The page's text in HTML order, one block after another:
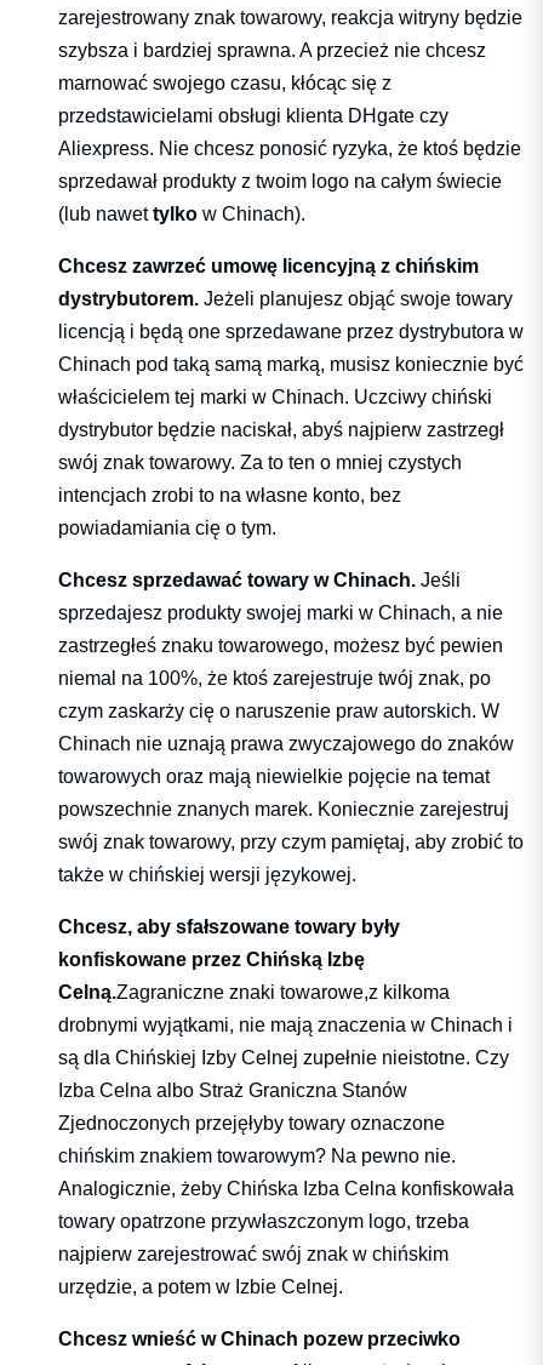
zarejestrowany znak towarowy, reakcja witryny będzie
szybsza i bardziej sprawna. A przecież nie chcesz
marnować swojego czasu, kłócąc się z
przedstawicielami obsługi klienta DHgate czy
Aliexpress. Nie chcesz ponosić ryzyka, że ktoś będzie
sprzedawał produkty z twoim logo na całym świecie
(lub nawettylko w Chinach).
Chcesz zawrzeć umowę licencyjną z chińskim
dystrybutorem. Jeżeli planujesz objąć swoje towary
licencją i będą one sprzedawane przez dystrybutora w
Chinach pod taką samą marką, musisz koniecznie być
właścicielem tej marki w Chinach. Uczciwy chiński
dystrybutor będzie naciskał, abyś najpierw zastrzegł
swój znak towarowy. Za to ten o mniej czystych
intencjach zrobi to na własne konto, bez
powiadamiania cię o tym.
Chcesz sprzedawać towary w Chinach. Jeśli
sprzedajesz produkty swojej marki w Chinach, a nie
zastrzegłeś znaku towarowego, możesz być pewien
niemal na 100%, że ktoś zarejestruje twój znak, po
czym zaskarży cię o naruszenie praw autorskich. W
Chinach nie uznają prawa zwyczajowego do znaków
towarowych oraz mają niewielkie pojęcie na temat
powszechnie znanych marek. Koniecznie zarejestruj
swój znak towarowy, przy czym pamiętaj, aby zrobić to
także w chińskiej wersji językowej.
Chcesz, aby sfałszowane towary były
konfiskowane przez Chińską Izbę
Celną.Zagraniczne znaki towarowe,z kilkoma
drobnymi wyjątkami, nie mają znaczenia w Chinach i
są dla Chińskiej Izby Celnej zupełnie nieistotne. Czy
Izba Celna albo Straż Graniczna Stanów
Zjednoczonych przejęłyby towary oznaczone
chińskim znakiem towarowym? Na pewno nie.
Analogicznie, żeby Chińska Izba Celna konfiskowała
towary opatrzone przywłaszczonym logo, trzeba
najpierw zarejestrować swój znak w chińskim
urzędzie, a potem w Izbie Celnej.
Chcesz wnieść w Chinach pozew przeciwko